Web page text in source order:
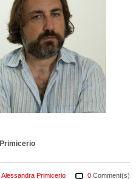
Alessandra Primicerio 0 Comment(s)